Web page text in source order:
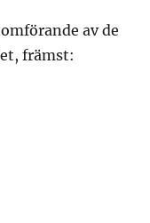
av de
främst: